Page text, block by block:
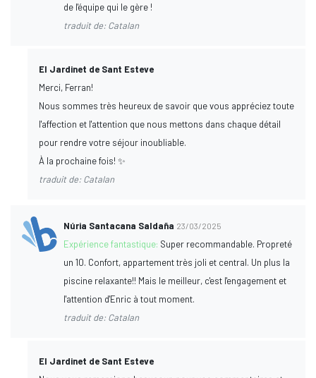
de l'équipe qui le gère !
traduit de: Catalan
El Jardinet de Sant Esteve
Merci, Ferran!
Nous sommes très heureux de savoir que vous appréciez toute
l'affection et l'attention que nous mettons dans chaque détail
pour rendre votre séjour inoubliable.
À la prochaine fois! ✨
traduit de: Catalan
Núria Santacana Saldaña 23/03/2025
Expérience fantastique: Super recommandable. Propreté
un 10. Confort, appartement très joli et central. Un plus la
piscine relaxante!! Mais le meilleur, c'est l'engagement et
l'attention d'Enric à tout moment.
traduit de: Catalan
El Jardinet de Sant Esteve